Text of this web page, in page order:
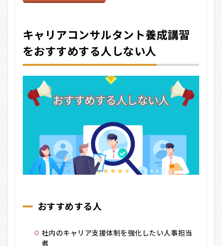
キャリアコンサルタント養成講習
をおすすめする人しない人
おすすめする人
社内のキャリア支援体制を強化したい人事担当
者